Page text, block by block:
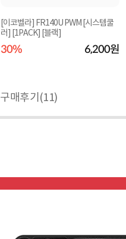
[이코벨라] FR140U PWM [시스템쿨
러] [1PACK] [블랙]
30% 6,200원
구매후기(11)